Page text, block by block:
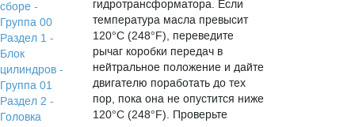
сборе -
Группа 00
Раздел 1 -
Блок
цилиндров -
Группа 01
Раздел 2 -
Головка
гидротрансформатора. Если
температура масла превысит
120°C (248°F), переведите
рычаг коробки передач в
нейтральное положение и дайте
двигателю поработать до тех
пор, пока она не опустится ниже
120°C (248°F). Проверьте